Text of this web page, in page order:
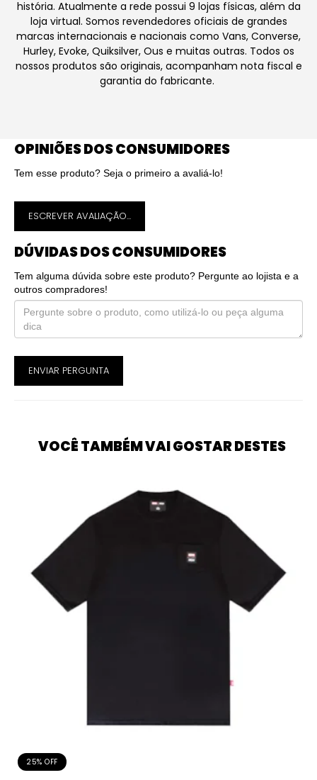
história. Atualmente a rede possui 9 lojas físicas, além da
loja virtual. Somos revendedores oficiais de grandes
marcas internacionais e nacionais como Vans, Converse,
Hurley, Evoke, Quiksilver, Ous e muitas outras. Todos os
nossos produtos são originais, acompanham nota fiscal e
garantia do fabricante.
OPINIÕES DOS CONSUMIDORES
Tem esse produto? Seja o primeiro a avaliá-lo!
ESCREVER AVALIAÇÃO...
DÚVIDAS DOS CONSUMIDORES
Tem alguma dúvida sobre este produto? Pergunte ao lojista e a
outros compradores!
ENVIAR PERGUNTA
VOCÊ TAMBÉM VAI GOSTAR DESTES
25% OFF